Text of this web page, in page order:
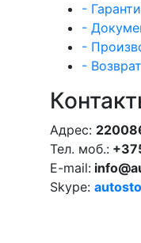
-
-
-
-
Адрес:
Тел. моб.:
E-mail:
Skype: